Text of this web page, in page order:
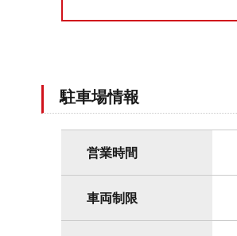
駐車場情報
営業時間
車両制限